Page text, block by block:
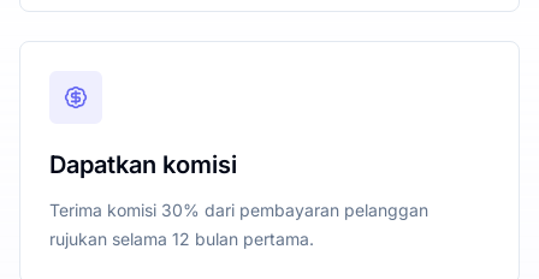
Dapatkan komisi
Terima komisi 30% dari pembayaran pelanggan
rujukan selama 12 bulan pertama.